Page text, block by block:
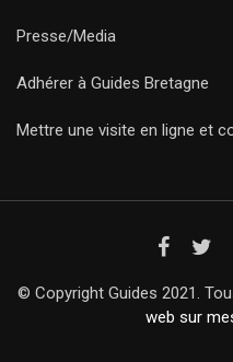
Presse/Media
Adhérer à Guides Bretagne
Mettre une visite en ligne et
© Copyright Guides 2021.
web sur